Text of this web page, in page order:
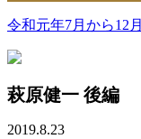
令和元年7月から12月
萩原健一 後編
2019.8.23